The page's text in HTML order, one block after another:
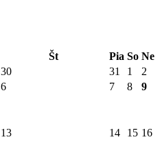
Št Pia So Ne
30 31 1
2
6 7 8
9
13 14 15 16